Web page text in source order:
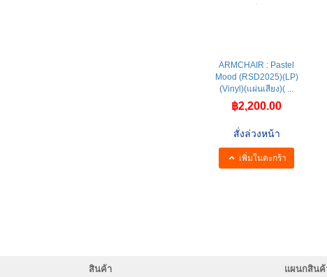
ARMCHAIR : Pastel
Mood (RSD2025)(LP)
(Vinyl)(แผ่นเสียง)( ...
สั่งล่วงหน้า